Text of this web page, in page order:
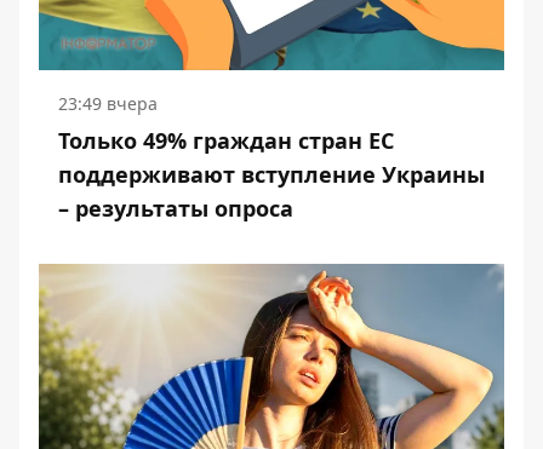
23:49 вчера
Только 49% граждан стран ЕС
поддерживают вступление Украины
– результаты опроса